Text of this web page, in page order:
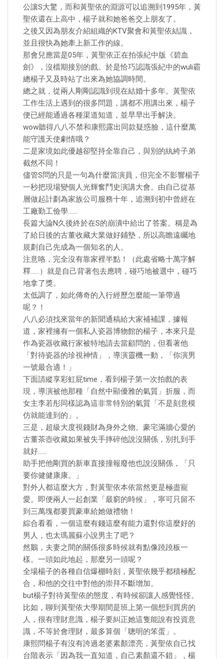
公讓S大驚，而和黃聖依的淵源可以追溯到1995年，黃
聖依還在上高中，楊子就和她爸爸交上朋友了。
之後又因為朋友介紹組織的KTV聚會和黃聖依結識，
並且很快為她牽上新工作的線。
那會兒應當是05年，黃聖依正在拍張紀中版《碧血
劍》，沒檔期接別的戲。於是恰巧認識張紀中的wuli霸
總楊子又及時站了出來為她協調時間。
總之就，從兩人剛剛認識到現在結婚十多年。黃聖依
工作生活上遇到的很多問題，講都不用講出來，楊子
便已經能通過各種渠道知道，並早早出手解決。
wow聽得八八不禁和康熙露出同款疑惑臉，這什麼萬
能守護天使劇情哦？
二是家境如此優越卻堅持全靠自己，與別的紈絝子弟
截然不同！
儘管S問的只是一句為什麼當演員，但完全不影響楊子
一秒把現場變個人光輝奮鬥史演講大會。由自己從基
層做起計劃為家族公司服務十年，追溯到初中曾經在
工廠勤工儉學……
長篇大論N久後終於在S的崩潰中給出了答案。稱是為
了給日後的古董收藏大業做好鋪墊，所以高瞻遠矚地
規劃自己先成為一個知名的人。
注意咯，完全沒有靠家裡半點！（此處省略十萬字解
釋……）就是自己背著包去應聘，碰巧地被選中，碰巧
地拿了獎。
太低調了，如此傳奇的入行經歷怎麼能一筆帶過
呢？！
八八必須找來當年的新聞通稿給大家補補課，據報
道，家裡擁有一個私人瓷器博物館的楊子，本來只是
作為瓷器收藏行家被特地請去當顧問的，但看著他
「對待瓷器的珍視神情」，導演靈機一動，「你演男
一號最合適！」
下面請縱享彩虹屁time，看到楊子第一次拍戲的表
現，導演被他那種「自然中顯優雅的氣質」折服，而
女主李若彤同樣認為這非常特別的氣質「不是刻意模
仿就能達到的」。
三是，超級大度視錢財為身外之物。豪宅滿牆心愛的
古董茶壺收藏如果被失手摔碎他說沒關係，別扎到手
就好……
助手把他剛買的新車直接撞報廢他也說沒關係，「只
要你健健康康。」
對外人都這麼大方，對黃聖依本依當然更是極盡寵
愛。即便兩人一起創業「最窮的時候」，寧可只留不
到三萬塊都要買豪車給她做禮物！
綜合看看，一個這麼有錢這麼有能力還對你這麼好的
男人，也太瑪麗蘇小說男主了吧？
然鵝，夫妻之間的關係很多時候就有點像蹺蹺板一
樣。一頭如此地起，那麼另一頭呢？
全場楊子的各種自信爆棚時刻，黃聖依幾乎都積極配
合，和他的交往中對他的崇拜不斷增加。
but楊子對待黃聖依的態度，有時候卻讓人感覺怪怪。
比如，聊到黃聖依大學期間是班上第一個想到買房的
人，很有理財意識，楊子要糾正她這隻能說有投資意
識，不等於會理財，最多算個「聰明的笨蛋」。
康熙問楊子有沒有誇過老婆素顏漂亮，黃聖依自己找
台階表示「因為我一直知道，自己素顏還不錯」，楊